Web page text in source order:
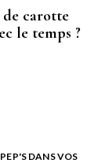
carotte
le temps ?
DANS VOS